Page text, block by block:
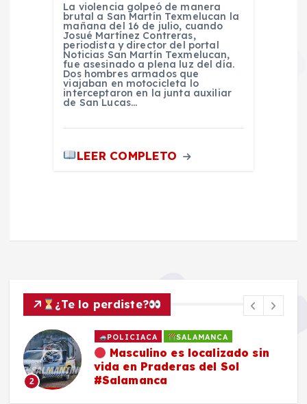
La violencia golpeó de manera
brutal a San Martín Texmelucan la
mañana del 16 de julio, cuando
Josué Martínez Contreras,
periodista y director del portal
Noticias San Martín Texmelucan,
fue asesinado a plena luz del día.
Dos hombres armados que
viajaban en motocicleta lo
interceptaron en la junta auxiliar
de San Lucas…
LEER COMPLETO
¿Te lo perdiste?
2
POLICIACA SALAMANCA
Masculino es localizado sin
vida en Praderas del Sol
#Salamanca